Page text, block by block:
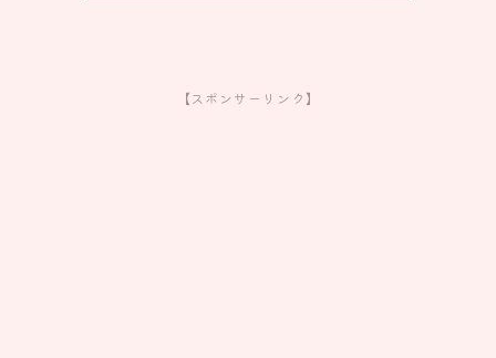
【スポンサーリンク】